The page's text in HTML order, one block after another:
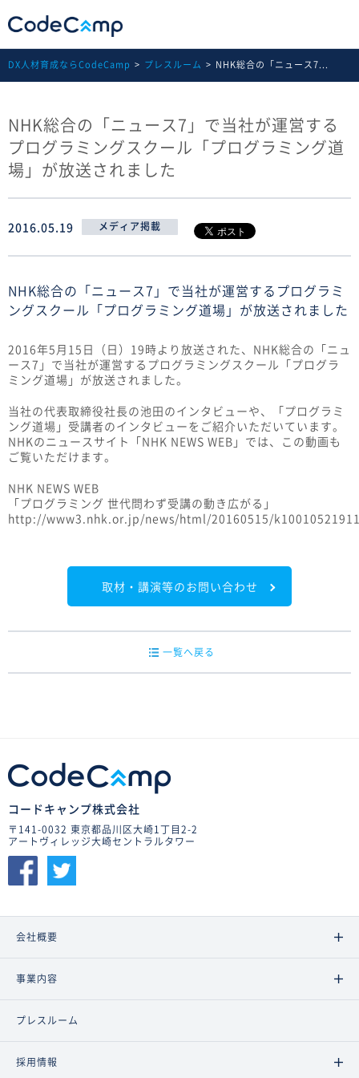
DX人材育成ならCodeCamp プレスルーム NHK総合の「ニュース7...
NHK総合の「ニュース7」で当社が運営する
プログラミングスクール「プログラミング道
場」が放送されました
2016.05.19 メディア掲載
NHK総合の「ニュース7」で当社が運営するプログラミ
ングスクール「プログラミング道場」が放送されました
2016年5月15日（日）19時より放送された、NHK総合の「ニュ
ース7」で当社が運営するプログラミングスクール「プログラ
ミング道場」が放送されました。
当社の代表取締役社長の池田のインタビューや、「プログラミ
ング道場」受講者のインタビューをご紹介いただいています。
NHKのニュースサイト「NHK NEWS WEB」では、この動画も
ご覧いただけます。
NHK NEWS WEB
「プログラミング 世代問わず受講の動き広がる」
http://www3.nhk.or.jp/news/html/20160515/
取材・講演等のお問い合わせ
一覧へ戻る
コードキャンプ株式会社
〒141-0032 東京都品川区大崎1丁目2-2
アートヴィレッジ大崎セントラルタワー
会社概要
事業内容
プレスルーム
採用情報